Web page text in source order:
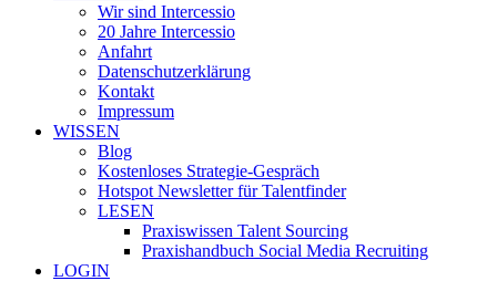
Wir sind Intercessio
20 Jahre Intercessio
Anfahrt
Datenschutzerklärung
Kontakt
Impressum
WISSEN
Blog
Kostenloses Strategie-Gespräch
Hotspot Newsletter für Talentfinder
LESEN
Praxiswissen Talent Sourcing
Praxishandbuch Social Media Recruiting
LOGIN